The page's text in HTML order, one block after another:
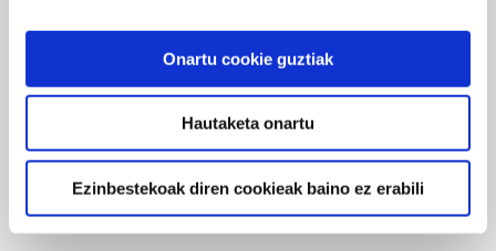
Onartu cookie guztiak
Hautaketa onartu
Ezinbestekoak diren cookieak baino ez erabili
“Invisible” (Ikusezina). 2014.
Tarlatanazko eskultura. 36 x 36 x 67 cm
BilbaoArte Fundazioa bilduma